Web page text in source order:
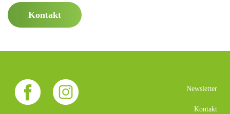
Kontakt
Newsletter
Kontakt